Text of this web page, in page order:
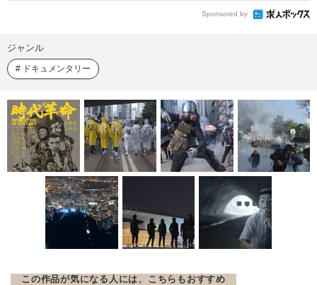
Sponsored by
ジャンル
ドキュメンタリー
この作品が気になる人には、こちらもおすすめ